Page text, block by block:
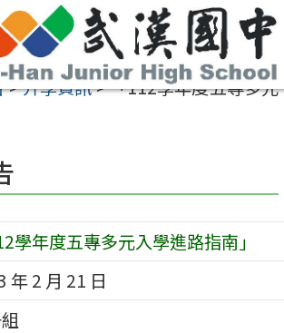
>升學資訊>「112學年度五專多元
學年度五專多元入學進路指南」
年 2 月 21 日